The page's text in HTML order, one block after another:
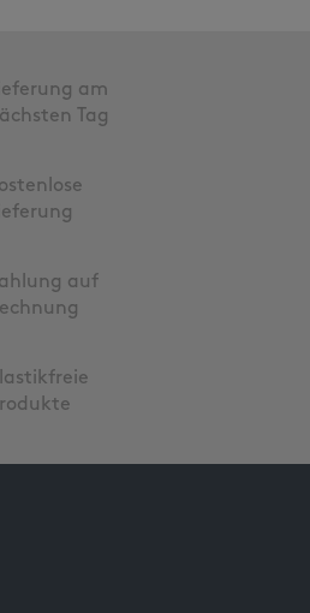
am
Tag
auf